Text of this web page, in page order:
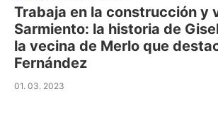
Trabaja en la construcción y
Sarmiento: la historia de
la vecina de Merlo que
Fernández
01. 03. 2023